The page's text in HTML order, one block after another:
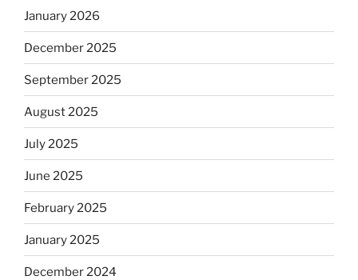
January 2026
December 2025
September 2025
August 2025
July 2025
June 2025
February 2025
January 2025
December 2024